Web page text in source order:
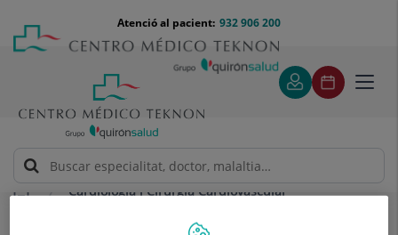
contingut
Menú
teléfono
cabecera
932 906 200
Atenció al pacient:
Cardiologia i Cirurgia Cardiovascular